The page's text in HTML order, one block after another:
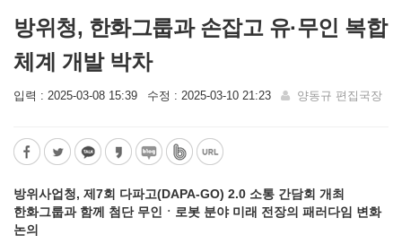
방위청, 한화그룹과 손잡고 유·무인 복합
체계 개발 박차
입력 : 2025-03-08 15:39 수정 : 2025-03-10 21:23 양동규 편집국장
방위사업청, 제7회 다파고(DAPA-GO) 2.0 소통 간담회 개최
한화그룹과 함께 첨단 무인ㆍ로봇 분야 미래 전장의 패러다임 변화
논의